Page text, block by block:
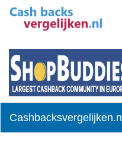
Cashbacksvergelijken.nl